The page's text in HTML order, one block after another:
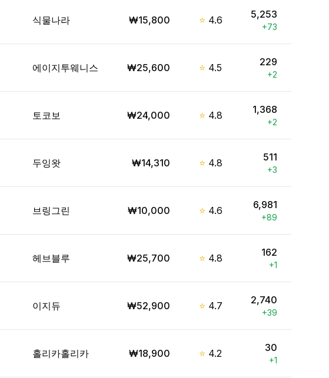
식물나라 ₩15,800 ⭐ 4.6 5,253
+73
에이지투웨니스 ₩25,600 ⭐ 4.5 229
+2
토코보 ₩24,000 ⭐ 4.8 1,368
+2
두잉왓 ₩14,310 ⭐ 4.8 511
+3
브링그린 ₩10,000 ⭐ 4.6 6,981
+89
헤브블루 ₩25,700 ⭐ 4.8 162
+1
이지듀 ₩52,900 ⭐ 4.7 2,740
+39
홀리카홀리카 ₩18,900 ⭐ 4.2 30
+1